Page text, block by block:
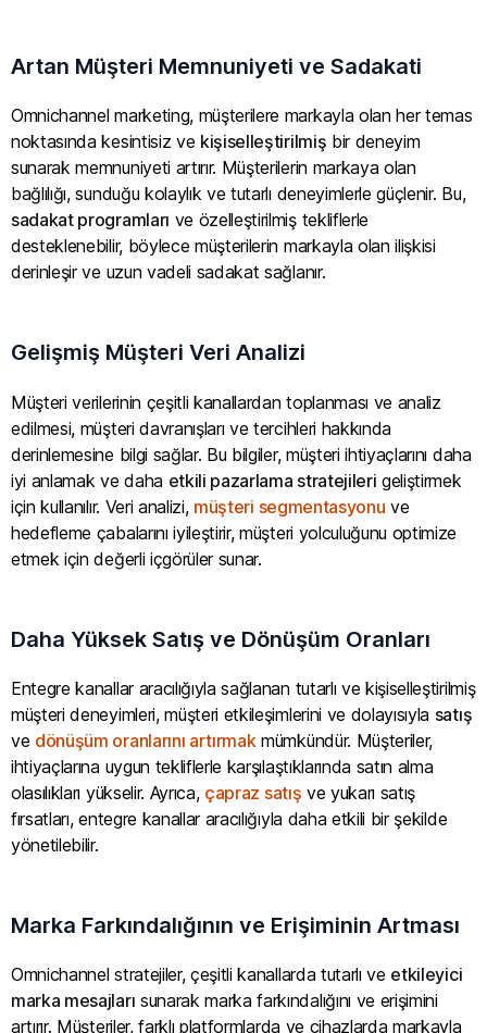
Artan Müşteri Memnuniyeti ve Sadakati
Omnichannel marketing, müşterilere markayla olan her temas
noktasında kesintisiz ve kişiselleştirilmiş bir deneyim
sunarak memnuniyeti artırır. Müşterilerin markaya olan
bağlılığı, sunduğu kolaylık ve tutarlı deneyimlerle güçlenir. Bu,
sadakat programları ve özelleştirilmiş tekliflerle
desteklenebilir, böylece müşterilerin markayla olan ilişkisi
derinleşir ve uzun vadeli sadakat sağlanır.
Gelişmiş Müşteri Veri Analizi
Müşteri verilerinin çeşitli kanallardan toplanması ve analiz
edilmesi, müşteri davranışları ve tercihleri hakkında
derinlemesine bilgi sağlar. Bu bilgiler, müşteri ihtiyaçlarını daha
iyi anlamak ve daha etkili pazarlama stratejileri geliştirmek
için kullanılır. Veri analizi, müşteri segmentasyonu ve
hedefleme çabalarını iyileştirir, müşteri yolculuğunu optimize
etmek için değerli içgörüler sunar.
Daha Yüksek Satış ve Dönüşüm Oranları
Entegre kanallar aracılığıyla sağlanan tutarlı ve kişiselleştirilmiş
müşteri deneyimleri, müşteri etkileşimlerini ve dolayısıyla satış
ve dönüşüm oranlarını artırmak mümkündür. Müşteriler,
ihtiyaçlarına uygun tekliflerle karşılaştıklarında satın alma
olasılıkları yükselir. Ayrıca, çapraz satış ve yukarı satış
fırsatları, entegre kanallar aracılığıyla daha etkili bir şekilde
yönetilebilir.
Marka Farkındalığının ve Erişiminin Artması
Omnichannel stratejiler, çeşitli kanallarda tutarlı ve etkileyici
marka mesajları sunarak marka farkındalığını ve erişimini
artırır. Müşteriler, farklı platformlarda ve cihazlarda markayla